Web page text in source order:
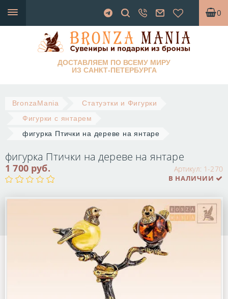
0
ДОСТАВЛЯЕМ ПО ВСЕМУ МИРУ
ИЗ САНКТ-ПЕТЕРБУРГА
BronzaMania
Статуэтки и Фигурки
Фигурки с янтарем
фигурка Птички на дереве на янтаре
фигурка Птички на дереве на янтаре
Артикул: 1-270
1 700 руб.
В НАЛИЧИИ